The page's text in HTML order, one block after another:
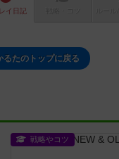
イ 日記
るたのトップに戻る
戦略やコツ